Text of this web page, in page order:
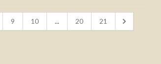
9 10 ... 20 21